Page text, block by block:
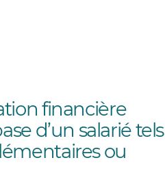
financière
d’un salarié tels
ou